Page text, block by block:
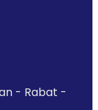
- Rabat -